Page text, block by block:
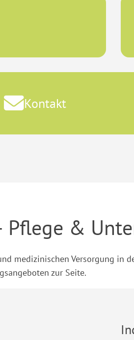
Kontakt
Pflege &
medizinischen Versorgung in
zur Seite.